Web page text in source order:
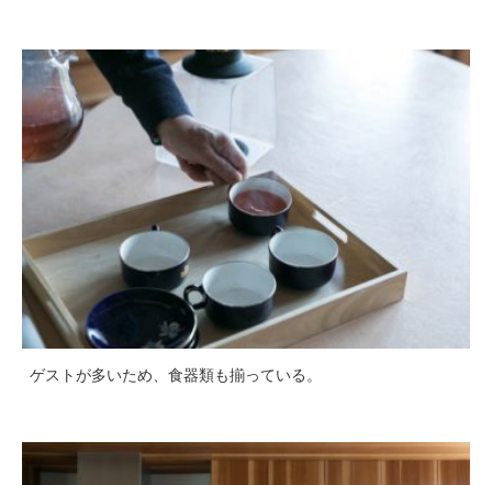
ゲストが多いため、食器類も揃っている。